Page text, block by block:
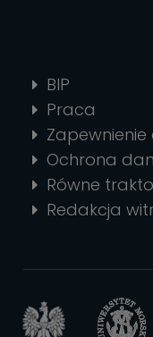
BIP
Praca
Ochrona
Równe
Redakcja